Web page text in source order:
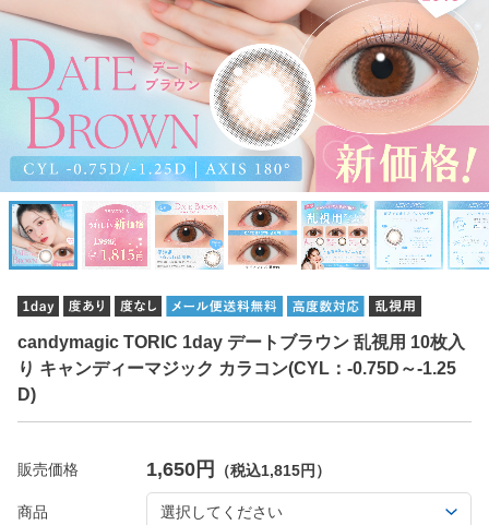
candymagic TORIC 1day デートブラウン 乱視用 10枚入
り キャンディーマジック カラコン(CYL：-0.75D～-1.25
D)
販売価格 1,650円 （税込1,815円）
商品